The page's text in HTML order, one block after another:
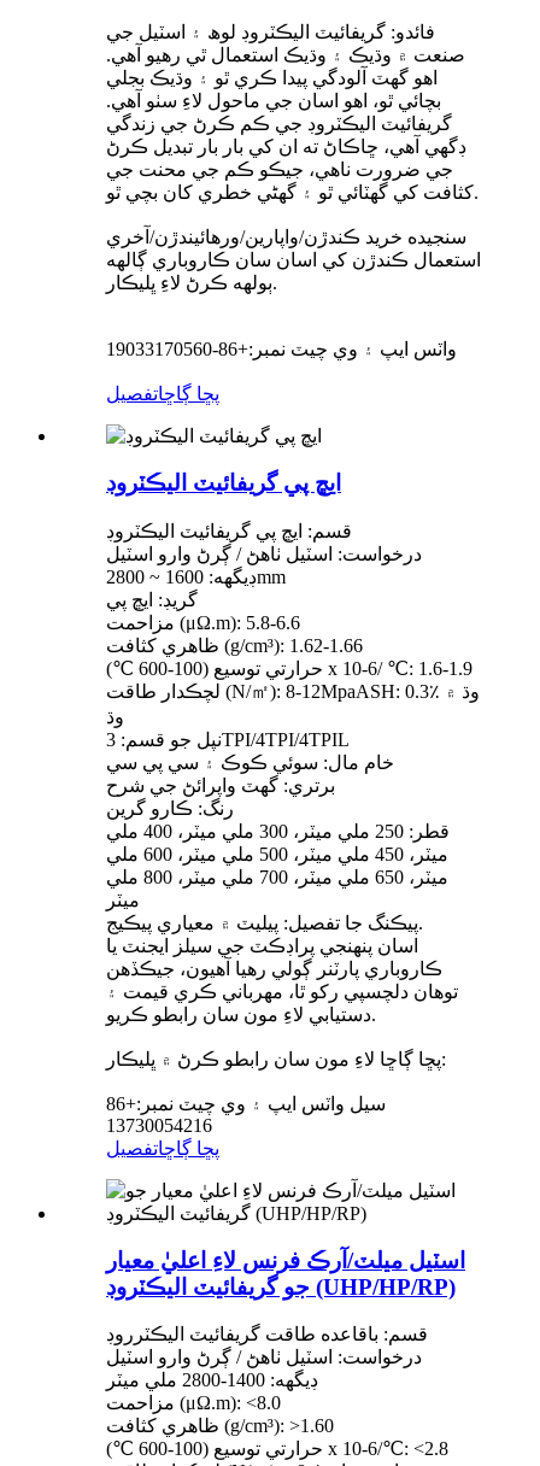
فائدو: گريفائيٽ اليڪٽروڊ لوھ ۽ اسٽيل جي
صنعت ۾ وڌيڪ ۽ وڌيڪ استعمال ٿي رهيو آهي.
اهو گهٽ آلودگي پيدا ڪري ٿو ۽ وڌيڪ بجلي
بچائي ٿو، اهو اسان جي ماحول لاءِ سٺو آهي.
گريفائيٽ اليڪٽروڊ جي ڪم ڪرڻ جي زندگي
ڊگهي آهي، ڇاڪاڻ ته ان کي بار بار تبديل ڪرڻ
جي ضرورت ناهي، جيڪو ڪم جي محنت جي
کثافت کي گهٽائي ٿو ۽ گهڻي خطري کان بچي ٿو.
سنجيده خريد ڪندڙن/واپارين/ورهائيندڙن/آخري
استعمال ڪندڙن کي اسان سان ڪاروباري ڳالهه
ٻولهه ڪرڻ لاءِ ڀليڪار.
واٽس ايپ ۽ وي چيٽ نمبر:+86-19033170560
پڇا ڳاڇاتفصيل
ايڇ پي گريفائيٽ اليڪٽروڊ
قسم: ايڇ پي گريفائيٽ اليڪٽروڊ
درخواست: اسٽيل ٺاهڻ / ڳرڻ وارو اسٽيل
ڊيگهه: 1600 ~ 2800mm
گريڊ: ايڇ پي
مزاحمت (μΩ.m): 5.8-6.6
ظاهري کثافت (g/cm³): 1.62-1.66
حرارتي توسيع (100-600 ℃) x 10-6/ ℃: 1.6-1.9
لچڪدار طاقت (N/㎡): 8-12MpaASH: 0.3٪ وڌ ۾
وڌ
نپل جو قسم: 3TPI/4TPI/4TPIL
خام مال: سوئي ڪوڪ ۽ سي پي سي
برتري: گھٽ واپرائڻ جي شرح
رنگ: ڪارو گرين
قطر: 250 ملي ميٽر، 300 ملي ميٽر، 400 ملي
ميٽر، 450 ملي ميٽر، 500 ملي ميٽر، 600 ملي
ميٽر، 650 ملي ميٽر، 700 ملي ميٽر، 800 ملي
ميٽر
پيڪنگ جا تفصيل: پيليٽ ۾ معياري پيڪيج.
اسان پنهنجي پراڊڪٽ جي سيلز ايجنٽ يا
ڪاروباري پارٽنر ڳولي رهيا آهيون، جيڪڏهن
توهان دلچسپي رکو ٿا، مهرباني ڪري قيمت ۽
دستيابي لاءِ مون سان رابطو ڪريو.
پڇا ڳاڇا لاءِ مون سان رابطو ڪرڻ ۾ ڀليڪار:
سيل واٽس ايپ ۽ وي چيٽ نمبر:+86
13730054216
پڇا ڳاڇاتفصيل
اسٽيل ميلٽ/آرڪ فرنس لاءِ اعليٰ معيار
جو گريفائيٽ اليڪٽروڊ (UHP/HP/RP)
قسم: باقاعده طاقت گريفائيٽ اليڪٽرروڊ
درخواست: اسٽيل ٺاهڻ / ڳرڻ وارو اسٽيل
ڊيگهه: 1400-2800 ملي ميٽر
مزاحمت (μΩ.m): <8.0
ظاهري کثافت (g/cm³): >1.60
حرارتي توسيع (100-600 ℃) x 10-6/℃: <2.8